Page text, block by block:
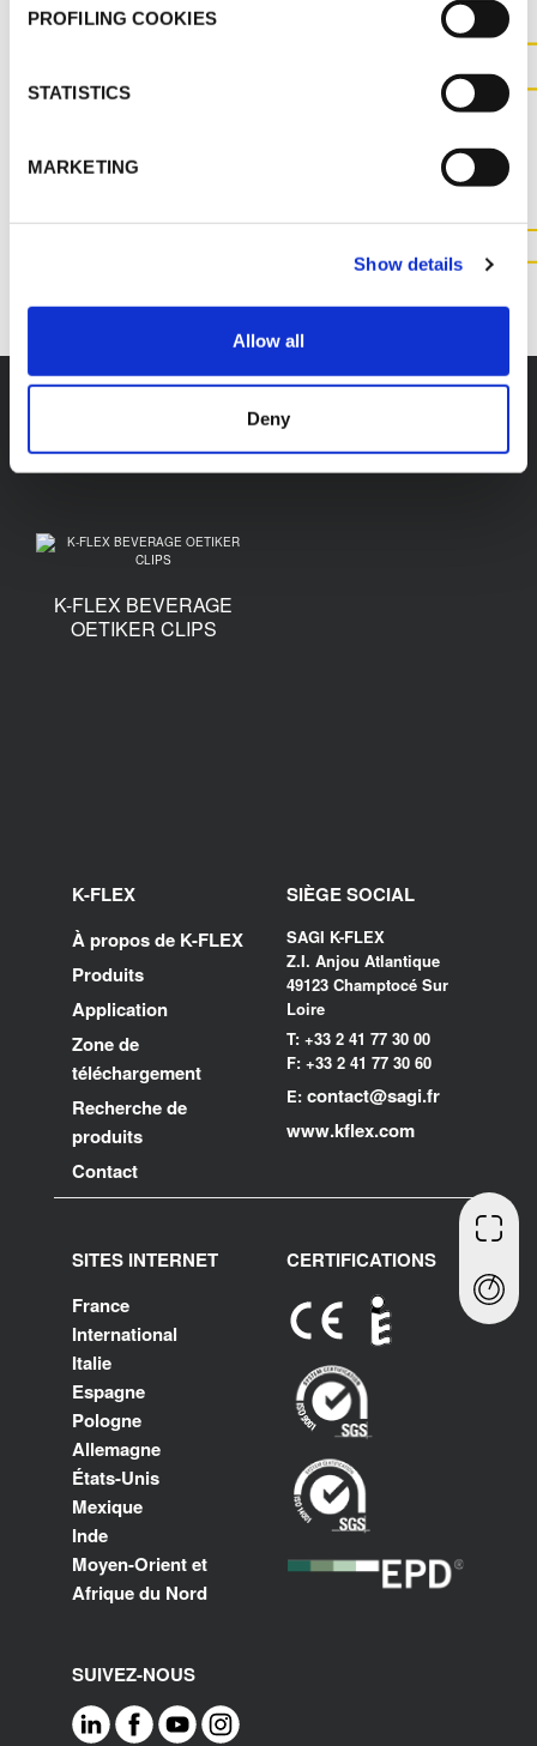
PROFILING COOKIES
STATISTICS
MARKETING
Show details
Allow all
Deny
CONTACTEZ-NOUS POUR
Accessoires
K-FLEX BEVERAGE
OETIKER CLIPS
K-FLEX
À propos de K-FLEX
Produits
Application
Zone de
téléchargement
Recherche de
produits
Contact
SIÈGE SOCIAL
SAGI K-FLEX
Z.I. Anjou Atlantique
49123 Champtocé Sur
Loire
T: +33 2 41 77 30 00
F: +33 2 41 77 30 60
E: contact@sagi.fr
www.kflex.com
SITES INTERNET
France
International
Italie
Espagne
Pologne
Allemagne
États-Unis
Mexique
Inde
Moyen-Orient et
Afrique du Nord
CERTIFICATIONS
SUIVEZ-NOUS